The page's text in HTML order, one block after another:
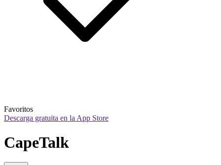
Favoritos
Descarga gratuita en la App Store
CapeTalk